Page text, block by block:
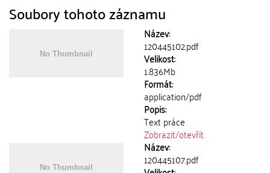
Soubory tohoto záznamu
Název:
120445102.pdf
Velikost:
1.836Mb
Formát:
application/pdf
Popis:
Text práce
Zobrazit/otevřít
Název:
120445107.pdf